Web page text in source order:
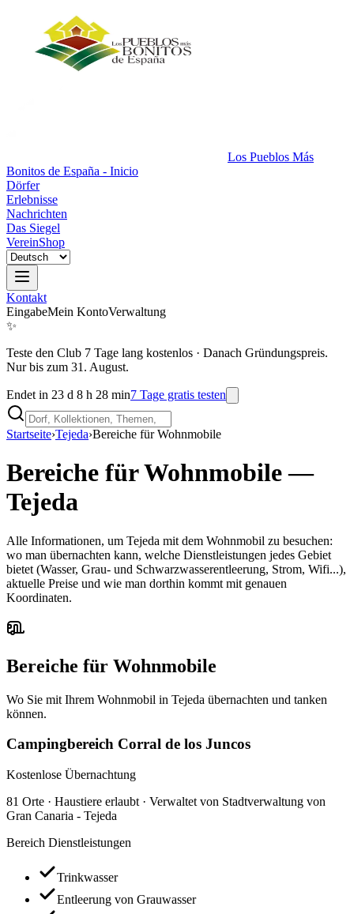
Los Pueblos Más
Bonitos de España - Inicio
Dörfer
Erlebnisse
Nachrichten
Das Siegel
VereinShop
Kontakt
EingabeMein KontoVerwaltung
✨
Teste den Club 7 Tage lang kostenlos · Danach Gründungspreis.
Nur bis zum 31. August.
Endet in 23 d 8 h 28 min7 Tage gratis testen
Startseite›Tejeda›Bereiche für Wohnmobile
Bereiche für Wohnmobile—
Tejeda
Alle Informationen, um Tejeda mit dem Wohnmobil zu besuchen:
wo man übernachten kann, welche Dienstleistungen jedes Gebiet
bietet (Wasser, Grau- und Schwarzwasserentleerung, Strom, Wifi...),
aktuelle Preise und wie man dorthin kommt mit genauen
Koordinaten.
Bereiche für Wohnmobile
Wo Sie mit Ihrem Wohnmobil in Tejeda übernachten und tanken
können.
Campingbereich Corral de los Juncos
Kostenlose Übernachtung
81 Orte · Haustiere erlaubt · Verwaltet von Stadtverwaltung von
Gran Canaria - Tejeda
Bereich Dienstleistungen
Trinkwasser
Entleerung von Grauwasser